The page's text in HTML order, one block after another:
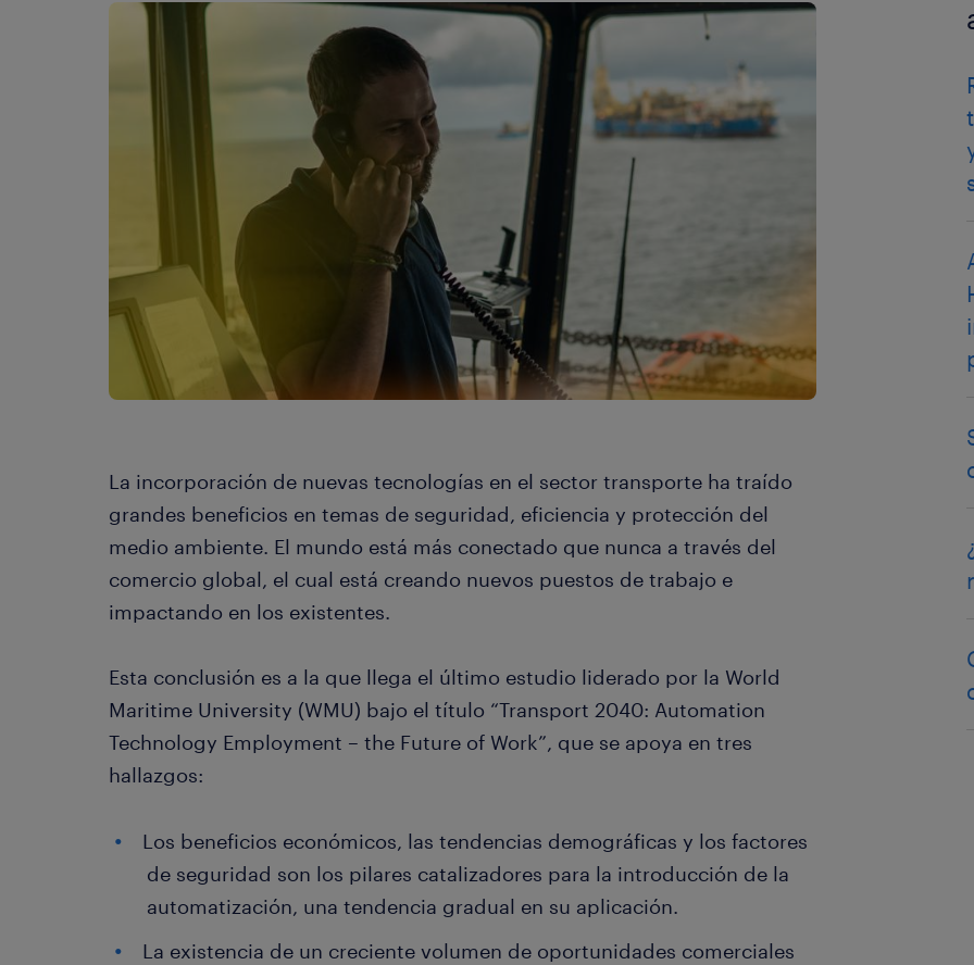
La incorporación de nuevas tecnologías en el sector transporte ha traído
grandes beneficios en temas de seguridad, eficiencia y protección del
medio ambiente. El mundo está más conectado que nunca a través del
comercio global, el cual está creando nuevos puestos de trabajo e
impactando en los existentes.
Esta conclusión es a la que llega el último estudio liderado por la World
Maritime University (WMU) bajo el título “Transport 2040: Automation
Technology Employment – the Future of Work”, que se apoya en tres
hallazgos:
Los beneficios económicos, las tendencias demográficas y los factores
de seguridad son los pilares catalizadores para la introducción de la
automatización, una tendencia gradual en su aplicación.
La existencia de un creciente volumen de oportunidades comerciales